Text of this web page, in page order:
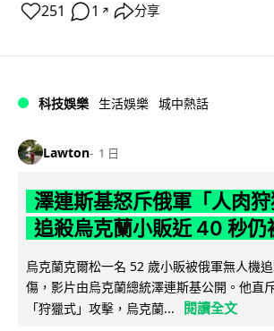
251 1 ↗ 分享
科技娛樂 生活娛樂 城中熱話
Lawton 1 日
澤連斯基怒斥俄軍「人肉
追殺烏克蘭小販近 40 秒仍
烏克蘭克爾松一名 52 歲小販被俄軍無人機
傷，影片由烏克蘭總統澤連斯基公開。他直
「狩獵式」攻擊，烏克蘭...
閱讀全文